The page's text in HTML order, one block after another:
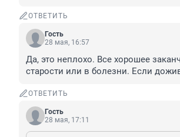
ОТВЕТИТЬ
Гость
28 мая, 16:57
Да, это неплохо. Все хорошее
старости или в болезни. Если
ОТВЕТИТЬ
Гость
28 мая, 17:11